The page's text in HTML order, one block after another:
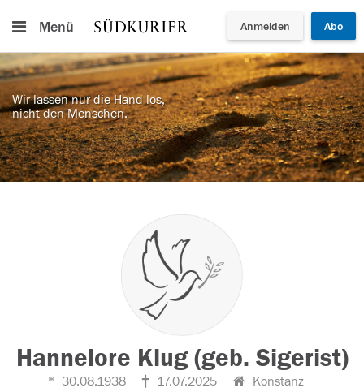
Menü Anmelden Abo
Wir lassen nur die Hand los,
nicht den Menschen.
Hannelore Klug (geb. Sigerist)
30.08.1938 17.07.2025 Konstanz